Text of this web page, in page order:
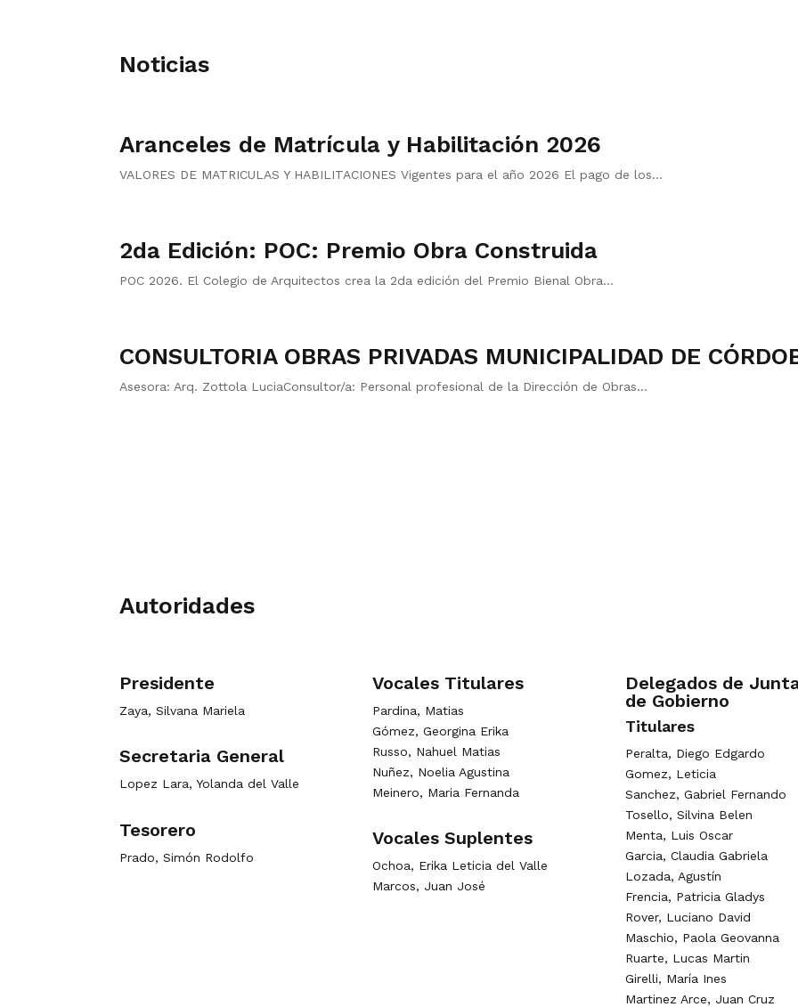
Noticias
Aranceles de Matrícula y Habilitación 2026
VALORES DE MATRICULAS Y HABILITACIONES Vigentes para el año 2026 El pago de los...
2da Edición: POC: Premio Obra Construida
POC 2026. El Colegio de Arquitectos crea la 2da edición del Premio Bienal Obra...
CONSULTORIA OBRAS PRIVADAS MUNICIPALIDAD DE
Asesora: Arq. Zottola LuciaConsultor/a: Personal profesional de la Dirección de Obras...
Autoridades
Presidente
Zaya, Silvana Mariela
Secretaria General
Lopez Lara, Yolanda del Valle
Tesorero
Prado, Simón Rodolfo
Vocales Titulares
Pardina, Matias
Gómez, Georgina Erika
Russo, Nahuel Matias
Nuñez, Noelia Agustina
Meinero, Maria Fernanda
Vocales Suplentes
Ochoa, Erika Leticia del Valle
Marcos, Juan José
Delegados de
de Gobierno
Titulares
Peralta, Diego Edgardo
Gomez, Leticia
Sanchez, Gabriel Fernando
Tosello, Silvina Belen
Menta, Luis Oscar
Garcia, Claudia Gabriela
Lozada, Agustín
Frencia, Patricia Gladys
Rover, Luciano David
Maschio, Paola Geovanna
Ruarte, Lucas Martin
Girelli, María Ines
Martinez Arce, Juan Cruz